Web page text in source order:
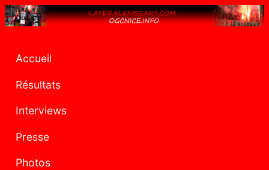
Accueil
Résultats
Interviews
Presse
Photos